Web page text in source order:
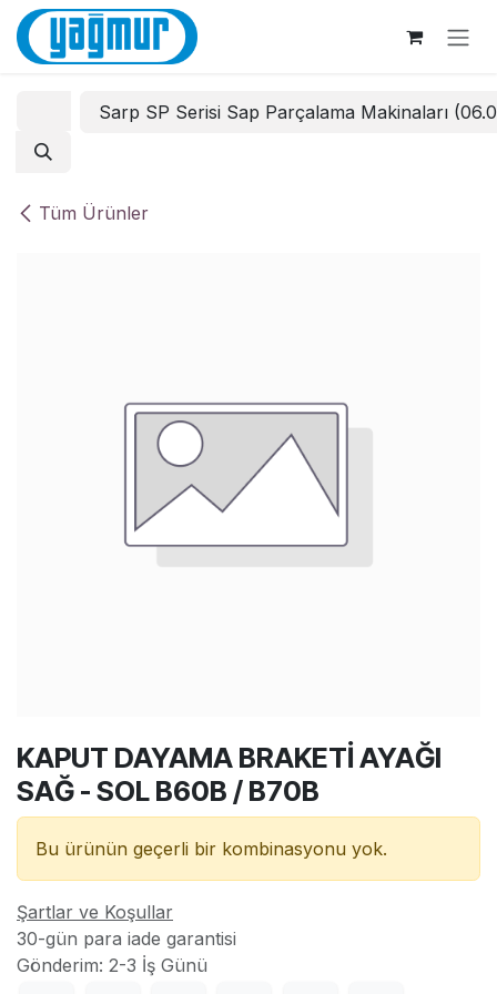
İçereği Atla
Tüm Ürünler
Sarp SP Serisi Sap Parçalama Makinaları
KAPUT DAYAMA BRAKETİ AYAĞI
SAĞ - SOL B60B / B70B
Bu ürünün geçerli bir kombinasyonu yok.
Şartlar ve Koşullar
30-gün para iade garantisi
Gönderim: 2-3 İş Günü